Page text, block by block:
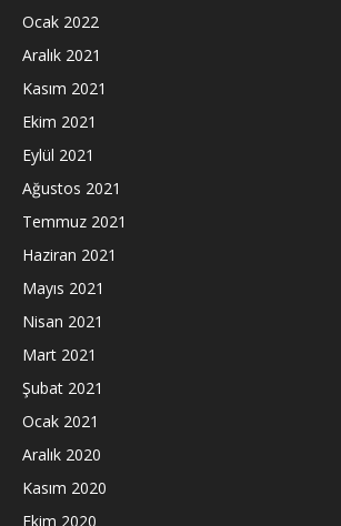
Ocak 2022
Aralık 2021
Kasım 2021
Ekim 2021
Eylül 2021
Ağustos 2021
Temmuz 2021
Haziran 2021
Mayıs 2021
Nisan 2021
Mart 2021
Şubat 2021
Ocak 2021
Aralık 2020
Kasım 2020
Ekim 2020